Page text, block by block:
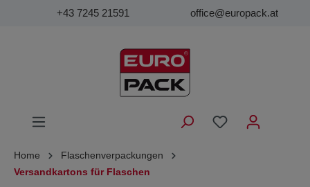
+43 7245 21591 office@europack.at
Home
Flaschenverpackungen
Versandkartons für Flaschen